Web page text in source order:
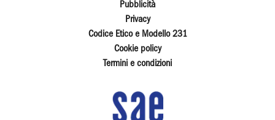
Pubblicità
Privacy
Codice Etico e Modello 231
Cookie policy
Termini e condizioni